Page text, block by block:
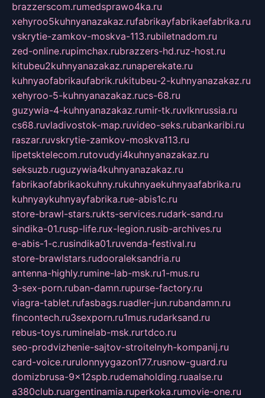
brazzerscom.rumedsprawo4ka.ru
xehyroo5kuhnyanazakaz.rufabrikayfabrikaefabrika.ru
vskrytie-zamkov-moskva-113.rubiletnadom.ru
zed-online.rupimchax.rubrazzers-hd.ruz-host.ru
kitubeu2kuhnyanazakaz.runaperekate.ru
kuhnyaofabrikaufabrik.rukitubeu-2-kuhnyanazakaz.ru
xehyroo-5-kuhnyanazakaz.rucs-68.ru
guzywia-4-kuhnyanazakaz.rumir-tk.ruvlknrussia.ru
cs68.ruvladivostok-map.ruvideo-seks.rubankaribi.ru
raszar.ruvskrytie-zamkov-moskva113.ru
lipetsktelecom.rutovudyi4kuhnyanazakaz.ru
seksuzb.ruguzywia4kuhnyanazakaz.ru
fabrikaofabrikaokuhny.rukuhnyaekuhnyaafabrika.ru
kuhnyaykuhnyayfabrika.rue-abis1c.ru
store-brawl-stars.rukts-services.rudark-sand.ru
sindika-01.rusp-life.rux-legion.rusib-archives.ru
e-abis-1-c.rusindika01.ruvenda-festival.ru
store-brawlstars.rudooraleksandria.ru
antenna-highly.rumine-lab-msk.ru1-mus.ru
3-sex-porn.ruban-damn.rupurse-factory.ru
viagra-tablet.rufasbags.ruadler-jun.rubandamn.ru
fincontech.ru3sexporn.ru1mus.rudarksand.ru
rebus-toys.ruminelab-msk.rurtdco.ru
seo-prodvizhenie-sajtov-stroitelnyh-kompanij.ru
card-voice.rurulonnyygazon177.rusnow-guard.ru
domizbrusa-9x12spb.rudemaholding.ruaalse.ru
a380club.ruargentinamia.ruperkoka.rumovie-one.ru